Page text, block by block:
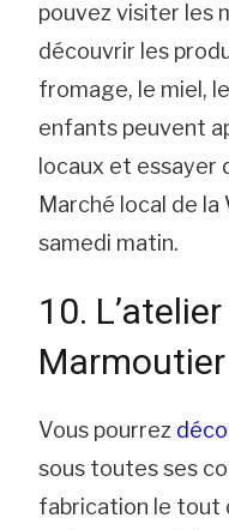
pouvez visiter les
découvrir les
fromage, le miel,
enfants peuvent
locaux et essayer
Marché local de
samedi matin.
10.
Marmoutier
Vous pourrez
sous toutes ses
fabrication le tout